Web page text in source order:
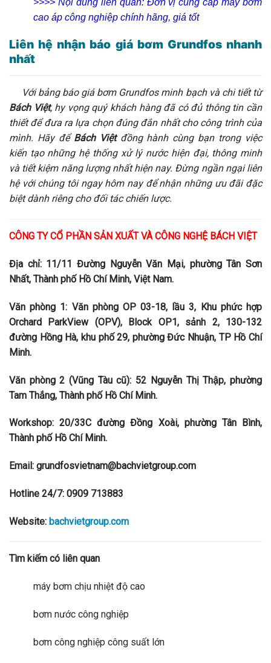
cao áp công nghiệp chính hãng, giá tốt
Liên hệ nhận báo giá bơm Grundfos nhanh
nhất
Với bảng báo giá bơm Grundfos minh bạch và chi tiết từ
Bách Việt, hy vọng quý khách hàng đã có đủ thông tin cần
thiết để đưa ra lựa chọn đúng đắn nhất cho công trình của
mình. Hãy để Bách Việtđồng hành cùng bạn trong việc
kiến tạo những hệ thống xử lý nước hiện đại, thông minh
và tiết kiệm năng lượng nhất hiện nay. Đừng ngần ngại liên
hệ với chúng tôi ngay hôm nay để nhận những ưu đãi đặc
biệt dành riêng cho đối tác chiến lược.
CÔNG TY CỔ PHẦN SẢN XUẤT VÀ CÔNG NGHỆ BÁCH VIỆT
Địa chỉ: 11/11 Đường Nguyễn Văn Mại, phường Tân Sơn
Nhất, Thành phố Hồ Chí Minh, Việt Nam.
Văn phòng 1: Văn phòng OP 03-18, lầu 3, Khu phức hợp
Orchard ParkView (OPV), Block OP1, sảnh 2, 130-132
đường Hồng Hà, khu phố 29, phường Đức Nhuận, TP Hồ Chí
Minh.
Văn phòng 2 (Vũng Tàu cũ): 52 Nguyễn Thị Thập, phường
Tam Thắng, Thành phố Hồ Chí Minh.
Workshop: 20/33C đường Đồng Xoài, phường Tân Bình,
Thành phố Hồ Chí Minh.
Email: grundfosvietnam@bachvietgroup.com
Hotline 24/7: 0909 713883
Website: bachvietgroup.com
Tìm kiếm có liên quan
máy bơm chịu nhiệt độ cao
bơm nước công nghiệp
bơm công nghiệp công suất lớn